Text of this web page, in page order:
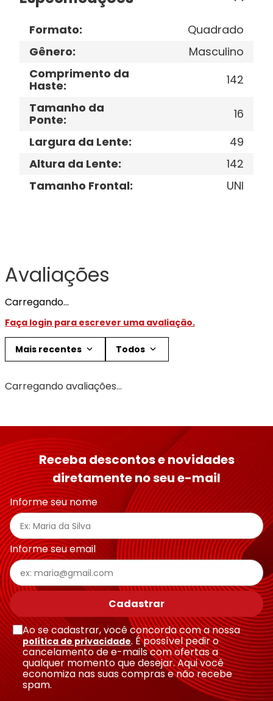
Formato:
Quadrado
Gênero:
Masculino
Comprimento da
Haste:
142
Tamanho da
Ponte:
16
Largura da Lente:
49
Altura da Lente:
142
Tamanho Frontal: UNI
Avaliações
Carregando…
Faça login para escrever uma avaliação.
Mais recentes Todos
Carregando avaliações…
Receba descontos e novidades
diretamente no seu e-mail
Informe seu nome
Informe seu email
Cadastrar
Ao se cadastrar, você concorda com a nossa
política de privacidade. É possível pedir o
cancelamento de e-mails com ofertas a
qualquer momento que desejar. Aqui você
economiza nas suas compras e não recebe
spam.